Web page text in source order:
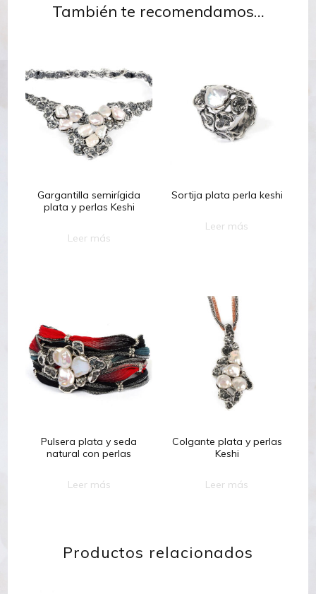
También te recomendamos…
Gargantilla semirígida
plata y perlas Keshi
Leer más
Sortija plata perla keshi
Leer más
Pulsera plata y seda
natural con perlas
Leer más
Colgante plata y perlas
Keshi
Leer más
Productos relacionados